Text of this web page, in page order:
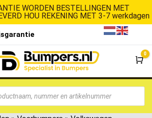
WORDEN BESTELLINGEN MET
HOU REKENING MET 3-7 werkdagen
De
0